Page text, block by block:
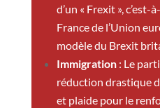
d’un « Frexit »,
France de l’Union
modèle du Brexit
Immigration: Le
réduction drastique
et plaide pour le